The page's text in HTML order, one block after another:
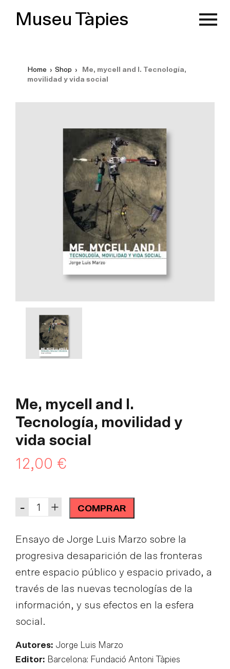
Museu Tàpies
Home › Shop ›
Me, mycell and I. Tecnología,
movilidad y vida social
Me, mycell and I.
Tecnología, movilidad y
vida social
12,00 €
Quantity +
- COMPRAR
Ensayo de Jorge Luis Marzo sobre la
progresiva desaparición de las fronteras
entre espacio público y espacio privado, a
través de las nuevas tecnologías de la
información, y sus efectos en la esfera
social.
Autores: Jorge Luis Marzo
Editor: Barcelona: Fundació Antoni Tàpies